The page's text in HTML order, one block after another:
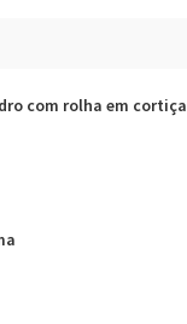
com rolha em cortiça